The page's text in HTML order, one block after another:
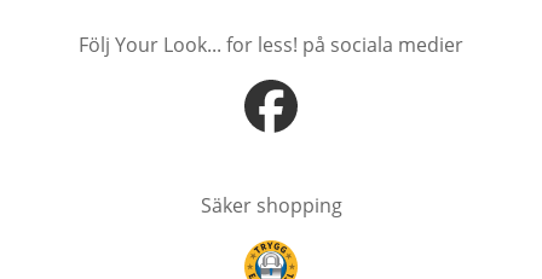
Följ Your Look... for less! på sociala medier
öppnas i nytt fönster
Säker shopping